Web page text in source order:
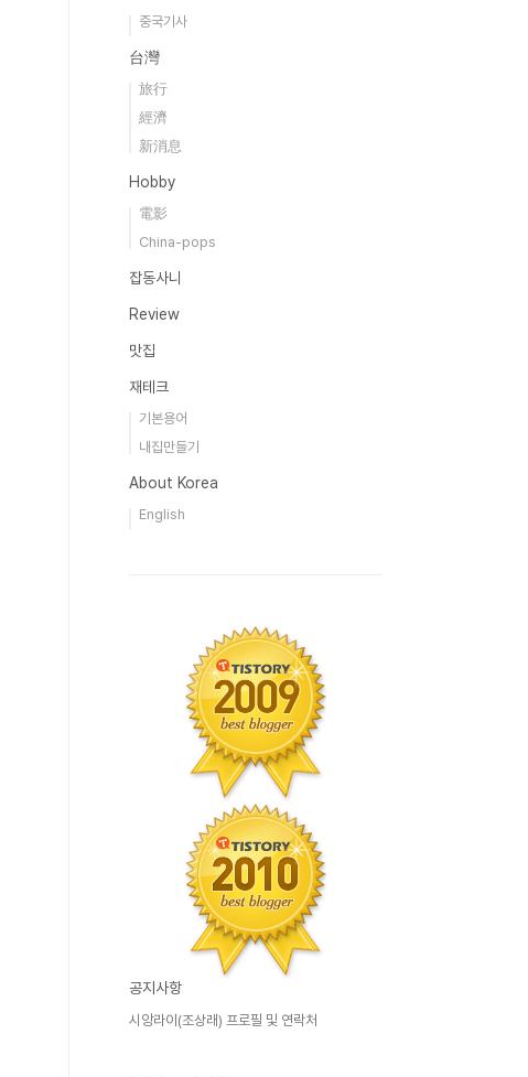
중국기사
台灣
旅行
經濟
新消息
Hobby
電影
China-pops
잡동사니
Review
맛집
재테크
기본용어
내집만들기
About Korea
English
공지사항
시앙라이(조상래) 프로필 및 연락처